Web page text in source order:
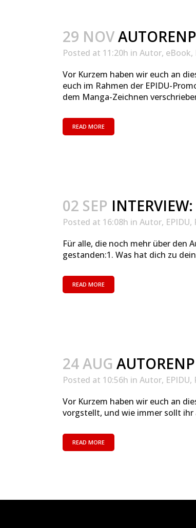
29 NOV
Posted at 11:20h in Autor, eBook,
Vor Kurzem haben wir euch an
euch im Rahmen der EPIDU-
dem Manga-Zeichnen
READ MORE
02 SEP
Posted at 16:08h in Autor, EPIDU,
Für alle, die noch mehr über den
gestanden:1. Was hat dich zu
READ MORE
24 AUG
Posted at 10:56h in Autor, EPIDU,
Vor Kurzem haben wir euch an
vorgstellt, und wie immer sollt ihr
READ MORE